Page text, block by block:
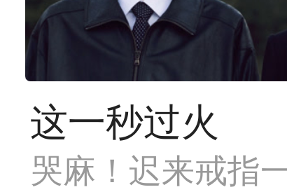
这一秒过火
哭麻！迟来戒指